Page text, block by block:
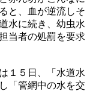
と、血が逆流しそ
水に続き、幼虫水
当者の処罰を要求
１５日、「水道水
「管網中の水を交